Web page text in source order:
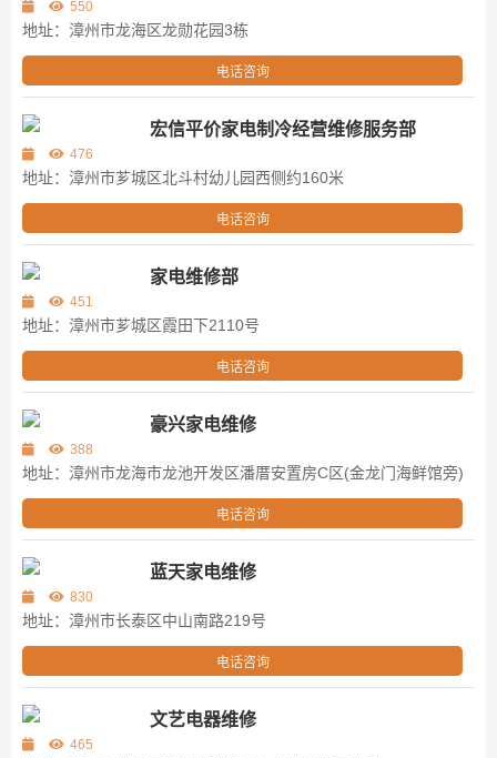
550
地址：漳州市龙海区龙勋花园3栋
电话咨询
宏信平价家电制冷经营维修服务部
476
地址：漳州市芗城区北斗村幼儿园西侧约160米
电话咨询
家电维修部
451
地址：漳州市芗城区霞田下2110号
电话咨询
豪兴家电维修
388
地址：漳州市龙海市龙池开发区潘厝安置房C区(金龙门海鲜馆旁)
电话咨询
蓝天家电维修
830
地址：漳州市长泰区中山南路219号
电话咨询
文艺电器维修
465